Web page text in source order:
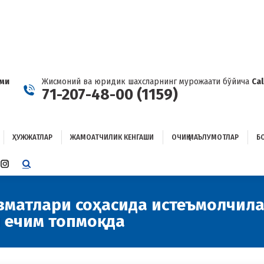
Жисмоний ва юридик шахсларнинг мурожаати бўйича
71-207-48-00 (1159)
ҲУЖЖАТЛАР ЖАМОАТЧИЛИК КЕНГАШИ ОЧИҚ МАЪЛУМОТЛАР
INSTAGRAM
IN
NEW
WINDOW
соҳасида
топмоқда